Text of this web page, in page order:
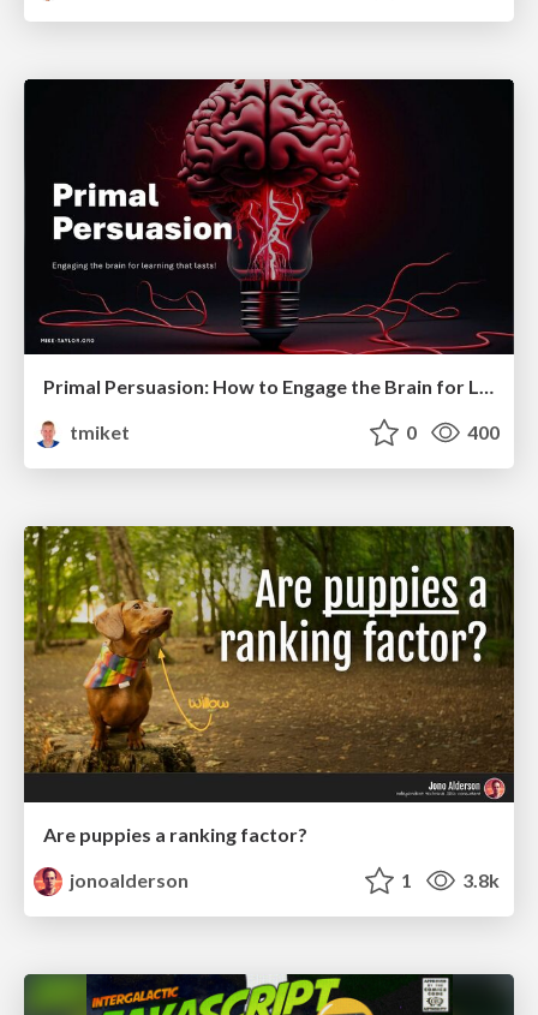
Primal Persuasion: How to Engage the Brain for Learning That Lasts
tmiket
0 400
Are puppies a ranking factor?
jonoalderson
1 3.8k